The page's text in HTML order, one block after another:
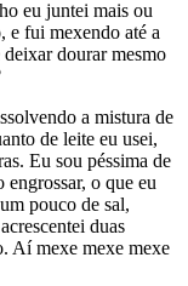
eu juntei mais ou
e fui mexendo até a
dourar mesmo
a mistura de
de leite eu usei,
Eu sou péssima de
o que eu
pouco de sal,
duas
Aí mexe mexe mexe